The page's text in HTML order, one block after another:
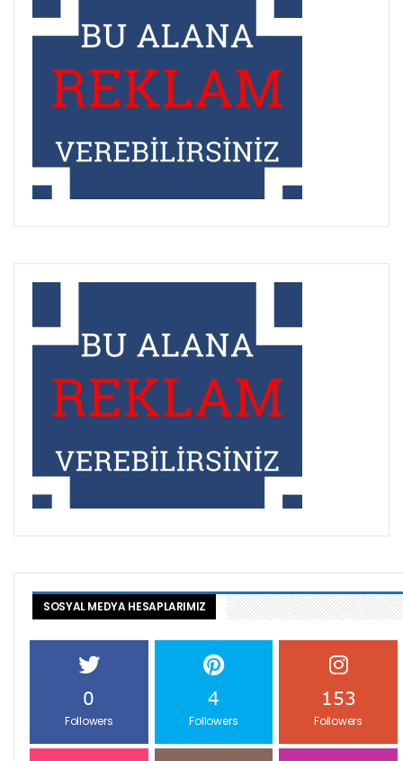
SOSYAL MEDYA HESAPLARIMIZ
0
Followers
4
Followers
153
Followers